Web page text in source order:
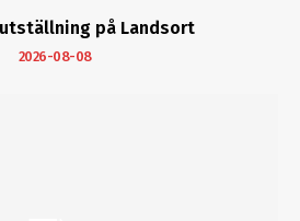
på Landsort
2026-08-08